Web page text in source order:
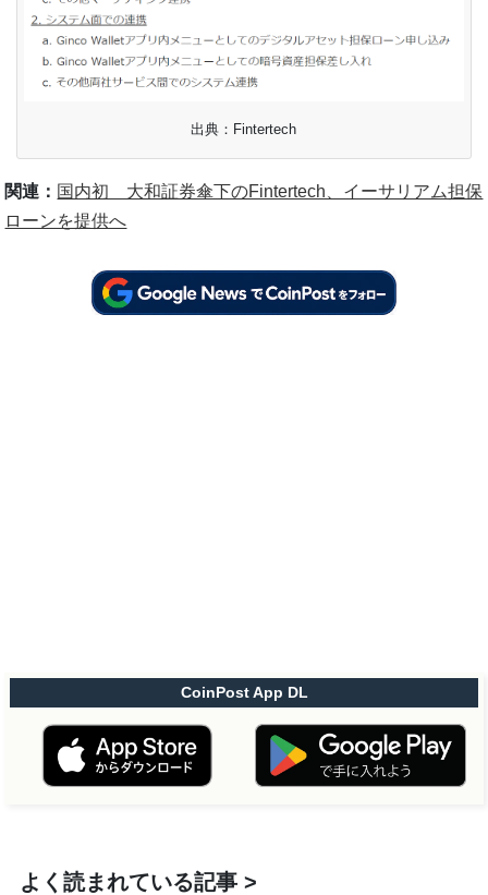
出典：Fintertech
関連： 国内初 大和証券傘下のFintertech、イーサリアム担保
ローンを提供へ
CoinPost App DL
よく読まれている記事